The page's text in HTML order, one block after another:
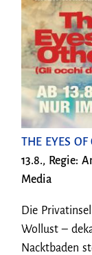
THE EYES OF
13.8., Regie:
Media
Die
Wollust –
Nacktbaden